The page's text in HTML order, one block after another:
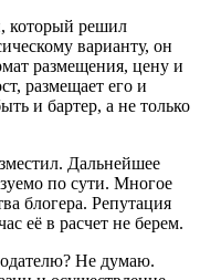
который решил
варианту, он
размещения, цену и
размещает его и
и бартер, а не только
Дальнейшее
по сути. Многое
блогера. Репутация
её в расчет не берем.
Не думаю.